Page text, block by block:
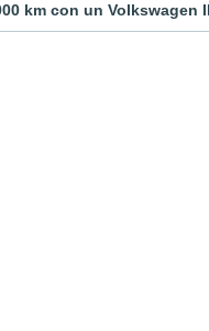
km con un Volkswagen